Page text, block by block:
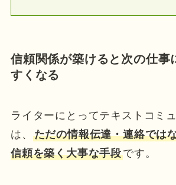
信頼関係が築けると次の仕事
すくなる
ライターにとってテキストコミ
は、 ただの情報伝達・連絡では
信頼を築く大事な手段です。